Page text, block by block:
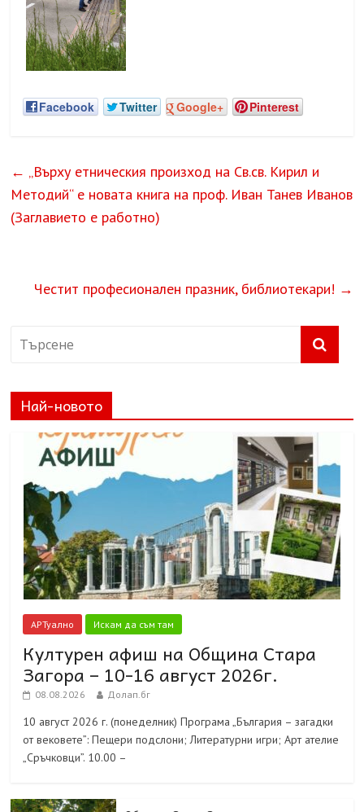
Facebook Twitter Google+ Pinterest
← „Върху етническия произход на Св.св. Кирил и
Методий“ е новата книга на проф. Иван Танев Иванов
(Заглавието е работно)
Честит професионален празник, библиотекари! →
Най-новото
АРТуално Искам да съм там
Културен афиш на Община Стара
Загора – 10-16 август 2026г.
08.08.2026 Долап.бг
10 август 2026 г. (понеделник) Програма „България – загадки
от вековете”: Пещери подслони; Литературни игри; Арт ателие
„Сръчковци”. 10.00 –